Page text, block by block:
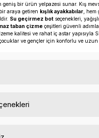
bir ürün yelpazesi sunar. Kış
araya getiren kışlık ayakkabılar ,
Su geçirmez bot seçenekleri,
taban çizme çeşitleri güvenli
kalitesi ve rahat iç astar yapısıyla
ve gençler için konforlu ve